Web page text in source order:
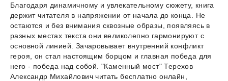
Благодаря динамичному и увлекательному сюжету, книга
держит читателя в напряжении от начала до конца. Не
остаются и без внимания сквозные образы, появляясь в
разных местах текста они великолепно гармонируют с
основной линией. Зачаровывает внутренний конфликт
героя, он стал настоящим борцом и главная победа для
него - победа над собой. "Каменный мост" Терехов
Александр Михайлович читать бесплатно онлайн,